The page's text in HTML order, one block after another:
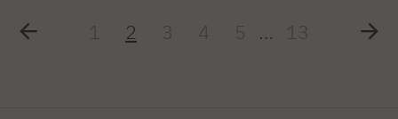
1 2 3 4 5 … 13